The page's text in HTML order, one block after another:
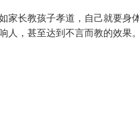
家长教孩子孝道，自己就要身
人，甚至达到不言而教的效果